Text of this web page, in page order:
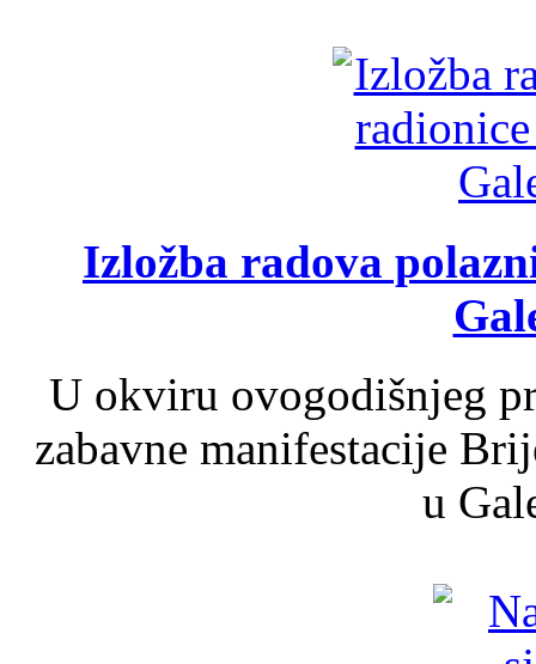
Izložba radova
U okviru ovogodišnjeg
zabavne manifestacije
u